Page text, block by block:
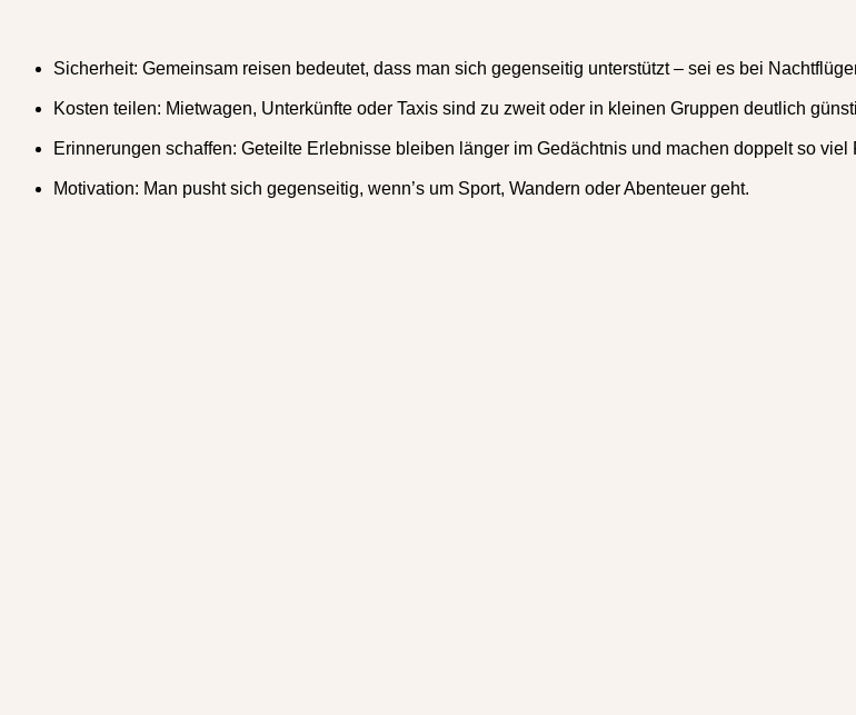
Sicherheit: Gemeinsam reisen bedeutet, dass man sich gegenseitig unterstützt – sei es bei
Kosten teilen: Mietwagen, Unterkünfte oder Taxis sind zu zweit oder in kleinen Gruppen deutlich
Erinnerungen schaffen: Geteilte Erlebnisse bleiben länger im Gedächtnis und machen doppelt so viel
Motivation: Man pusht sich gegenseitig, wenn’s um Sport, Wandern oder Abenteuer geht.